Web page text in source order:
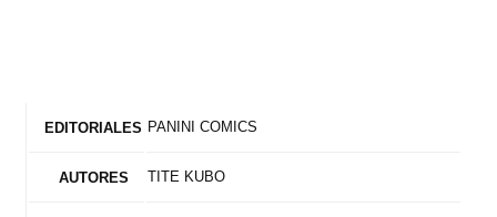
EDITORIALES PANINI COMICS
AUTORES TITE KUBO